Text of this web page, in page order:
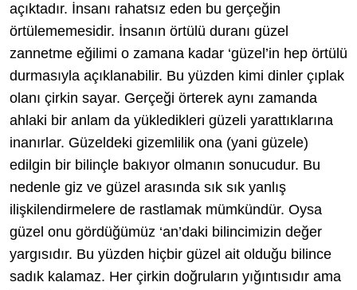
açıktadır. İnsanı rahatsız eden bu gerçeğin
örtülememesidir. İnsanın örtülü duranı güzel
zannetme eğilimi o zamana kadar ‘güzel’in hep örtülü
durmasıyla açıklanabilir. Bu yüzden kimi dinler çıplak
olanı çirkin sayar. Gerçeği örterek aynı zamanda
ahlaki bir anlam da yükledikleri güzeli yarattıklarına
inanırlar. Güzeldeki gizemlilik ona (yani güzele)
edilgin bir bilinçle bakıyor olmanın sonucudur. Bu
nedenle giz ve güzel arasında sık sık yanlış
ilişkilendirmelere de rastlamak mümkündür. Oysa
güzel onu gördüğümüz ‘an’daki bilincimizin değer
yargısıdır. Bu yüzden hiçbir güzel ait olduğu bilince
sadık kalamaz. Her çirkin doğruların yığıntısıdır ama